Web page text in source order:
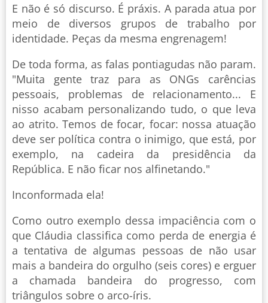
E não é só discurso. É práxis. A parada atua por
meio de diversos grupos de trabalho por
identidade. Peças da mesma engrenagem!
De toda forma, as falas pontiagudas não param.
"Muita gente traz para as ONGs carências
pessoais, problemas de relacionamento... E
nisso acabam personalizando tudo, o que leva
ao atrito. Temos de focar, focar: nossa atuação
deve ser política contra o inimigo, que está, por
exemplo, na cadeira da presidência da
República. E não ficar nos alfinetando."
Inconformada ela!
Como outro exemplo dessa impaciência com o
que Cláudia classifica como perda de energia é
a tentativa de algumas pessoas de não usar
mais a bandeira do orgulho (seis cores) e erguer
a chamada bandeira do progresso, com
triângulos sobre o arco-íris.